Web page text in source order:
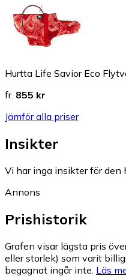
Hurtta Life Savior Eco
fr. 855 kr
Jämför alla priser
Insikter
Vi har inga insikter för den
Annons
Prishistorik
Grafen visar lägsta pris
eller storlek) som varit
begagnat ingår inte. Läs